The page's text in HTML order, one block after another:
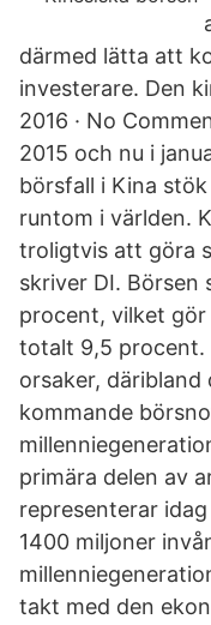
därmed lätta att
investerare. Den
2016 · No
2015 och nu i
börsfall i Kina
runtom i världen.
troligtvis att göra
skriver DI. Börsen
procent, vilket
totalt 9,5 procent.
orsaker,
kommande
primära delen av
representerar
1400 miljoner
takt med den